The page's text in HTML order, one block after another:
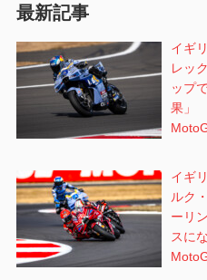
ン
最新記事
イギ
レッ
ップ
果」
イギ
ルク
ーリ
スに